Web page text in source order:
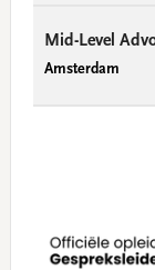
Mid-Level
Amsterdam